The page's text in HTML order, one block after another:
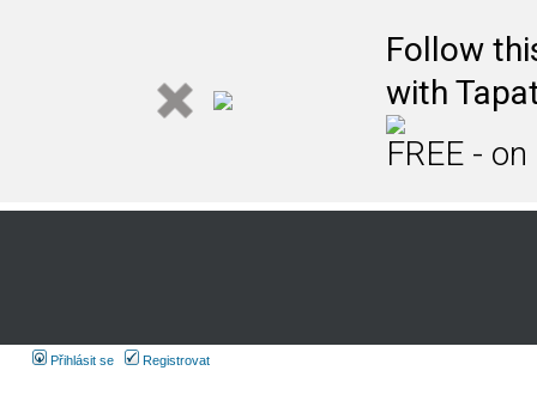
Follow
with
FREE -
Přihlásit se Registrovat